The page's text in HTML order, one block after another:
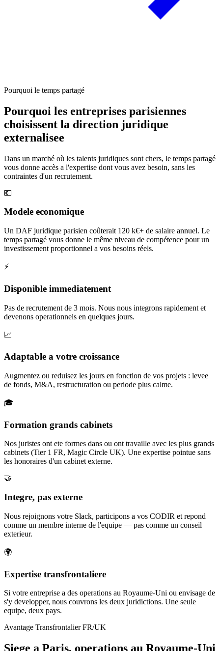
Pourquoi le temps partagé
Pourquoi les entreprises parisiennes
choisissent la direction juridique
externalisee
Dans un marché où les talents juridiques sont chers, le temps partagé
vous donne accès a l'expertise dont vous avez besoin, sans les
contraintes d'un recrutement.
💶
Modele economique
Un DAF juridique parisien coûterait 120 k€+ de salaire annuel. Le
temps partagé vous donne le même niveau de compétence pour un
investissement proportionnel a vos besoins réels.
⚡
Disponible immediatement
Pas de recrutement de 3 mois. Nous nous integrons rapidement et
devenons operationnels en quelques jours.
📈
Adaptable a votre croissance
Augmentez ou reduisez les jours en fonction de vos projets : levee
de fonds, M&A, restructuration ou periode plus calme.
🎓
Formation grands cabinets
Nos juristes ont ete formes dans ou ont travaille avec les plus grands
cabinets (Tier 1 FR, Magic Circle UK). Une expertise pointue sans
les honoraires d'un cabinet externe.
🤝
Integre, pas externe
Nous rejoignons votre Slack, participons a vos CODIR et repond
comme un membre interne de l'equipe — pas comme un conseil
exterieur.
🌍
Expertise transfrontaliere
Si votre entreprise a des operations au Royaume-Uni ou envisage de
s'y developper, nous couvrons les deux juridictions. Une seule
equipe, deux pays.
Avantage Transfrontalier FR/UK
Siege a Paris, operations au Royaume-Uni